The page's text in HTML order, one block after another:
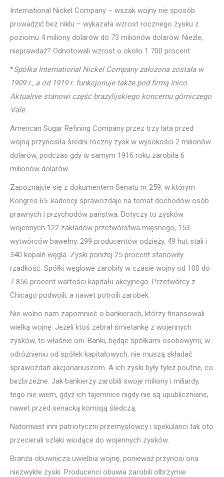
International Nickel Company – wszak wojny nie sposób
prowadzić bez niklu – wykazała wzrost rocznego zysku z
poziomu 4 miliony dolarów do 73 milionów dolarów. Nieźle,
nieprawdaż? Odnotowali wzrost o około 1 700 procent.
*Spółka International Nickel Company założona została w
1909 r., a od 1919 r. funkcjonuje także pod firmą Inico.
Aktualnie stanowi część brazylijskiego koncernu górniczego
Vale.
American Sugar Refining Company przez trzy lata przed
wojną przynosiła średni roczny zysk w wysokości 2 milionów
dolarów, podczas gdy w samym 1916 roku zarobiła 6
milionów dolarów.
Zapoznajcie się z dokumentem Senatu nr 259, w którym
Kongres 65. kadencji sprawozdaje na temat dochodów osób
prawnych i przychodów państwa. Dotyczy to zysków
wojennych 122 zakładów przetwórstwa mięsnego, 153
wytwórców bawełny, 299 producentów odzieży, 49 hut stali i
340 kopalń węgla. Zyski poniżej 25 procent stanowiły
rzadkość. Spółki węglowe zarobiły w czasie wojny od 100 do
7 856 procent wartości kapitału akcyjnego. Przetwórcy z
Chicago podwoili, a nawet potroili zarobek.
Nie wolno nam zapomnieć o bankierach, którzy finansowali
wielką wojnę. Jeżeli ktoś zebrał śmietankę z wojennych
zysków, to właśnie oni. Banki, będąc spółkami osobowymi, w
odróżnieniu od spółek kapitałowych, nie muszą składać
sprawozdań akcjonariuszom. A ich zyski były tyleż poufne, co
bezbrzeżne. Jak bankierzy zarobili swoje miliony i miliardy,
tego nie wiem, gdyż ich tajemnice nigdy nie są upubliczniane,
nawet przed senacką komisją śledczą.
Natomiast inni patriotyczni przemysłowcy i spekulanci tak oto
przecierali szlaki wiodące do wojennych zysków.
Branża obuwnicza uwielbia wojnę, ponieważ przynosi ona
niezwykłe zyski. Producenci obuwia zarobili olbrzymie